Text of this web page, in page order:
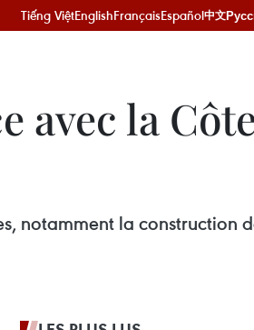
Tiếng ViệtEnglishFrançaisEspañol中文
avec la
notamment la construction